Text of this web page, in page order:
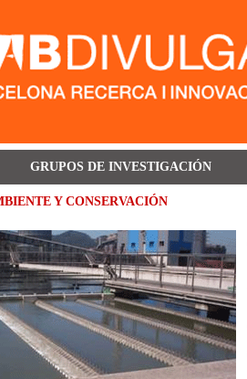
GRUPOS DE INVESTIGACIÓN
Y CONSERVACIÓN